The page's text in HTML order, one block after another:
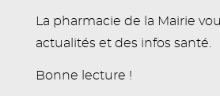
La pharmacie de la Mairie
actualités et des infos santé.
Bonne lecture !